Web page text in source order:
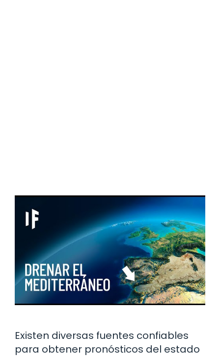
Existen diversas fuentes confiables
para obtener pronósticos del estado